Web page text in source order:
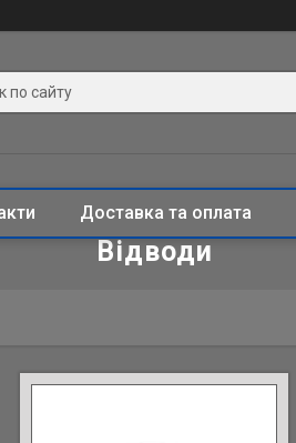
Доставка та оплата
Відводи